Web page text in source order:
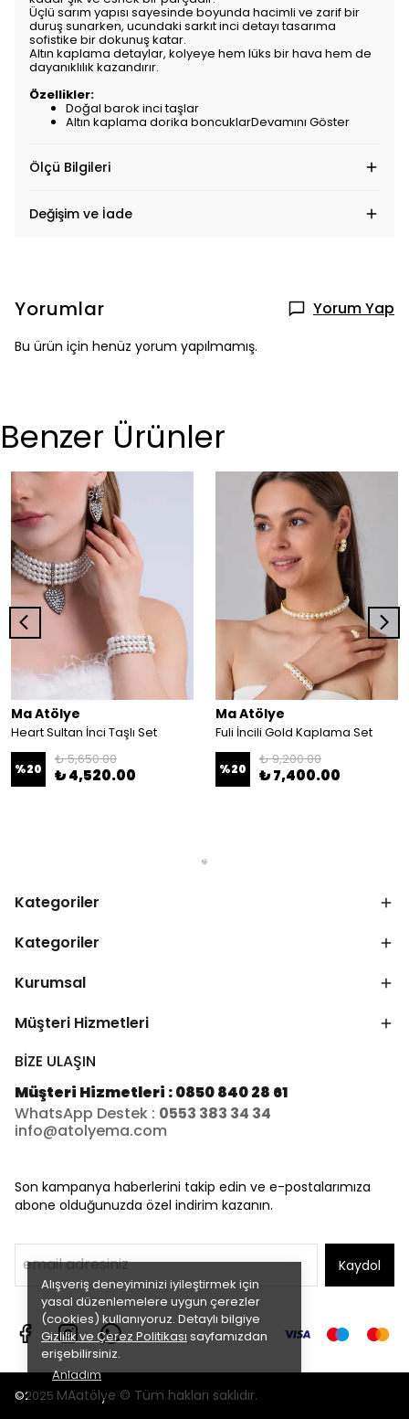
Alışveriş deneyiminizi iyileştirmek için
yasal düzenlemelere uygun çerezler
(cookies) kullanıyoruz. Detaylı bilgiye
Gizlilik ve Çerez Politikası sayfamızdan
erişebilirsiniz.
Anladım
Üçlü sarım yapısı sayesinde boyunda hacimli ve zarif bir
duruş sunarken, ucundaki sarkıt inci detayı tasarıma
sofistike bir dokunuş katar.
Altın kaplama detaylar, kolyeye hem lüks bir hava hem de
dayanıklılık kazandırır.
Özellikler:
Doğal barok inci taşlar
Altın kaplama dorika boncuklarDevamını Göster
Ölçü Bilgileri
Değişim ve İade
Yorumlar Yorum Yap
Bu ürün için henüz yorum yapılmamış.
Benzer Ürünler
Ma Atölye
Heart Sultan İnci Taşlı Set
%20
₺ 5,650.00
₺ 4,520.00
Ma Atölye
Fuli İncili Gold Kaplama Set
%20
₺ 9,200.00
₺ 7,400.00
Kategoriler
Kategoriler
Kurumsal
Müşteri Hizmetleri
BİZE ULAŞIN
Müşteri Hizmetleri : 0850 840 28 61
WhatsApp Destek : 0553 383 34 34
info@atolyema.com
Son kampanya haberlerini takip edin ve e-postalarımıza
abone olduğunuzda özel indirim kazanın.
Kaydol
©2025 MAatölye © Tüm hakları saklıdır.